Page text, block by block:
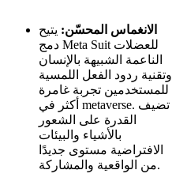
الانغماس المحسّن: يتيح
دمج Meta Suit للعضلات
الناعمة الشبيهة بالإنسان
وتقنية ردود الفعل اللمسية
للمستخدمين تجربة غامرة
أكثر في metaverse. تضيف
القدرة على الشعور
بالأشياء والبيئات
الافتراضية مستوى جديدًا
من الواقعية والمشاركة.